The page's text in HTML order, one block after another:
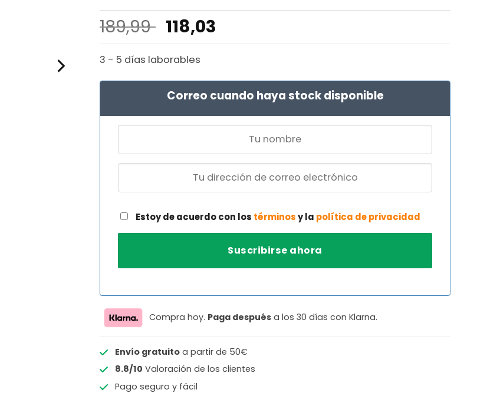
189,99 El
precio
original
era:
189,99 €.
118,03
es:
118,03 €.
3 - 5 días laborables
Correo cuando haya stock disponible
Estoy de acuerdo con los términosy la política de privacidad
Compra hoy. Paga después a los 30 días con Klarna.
Envío gratuitoa partir de 50€
8.8/10 Valoración de los clientes
Pago seguro y fácil